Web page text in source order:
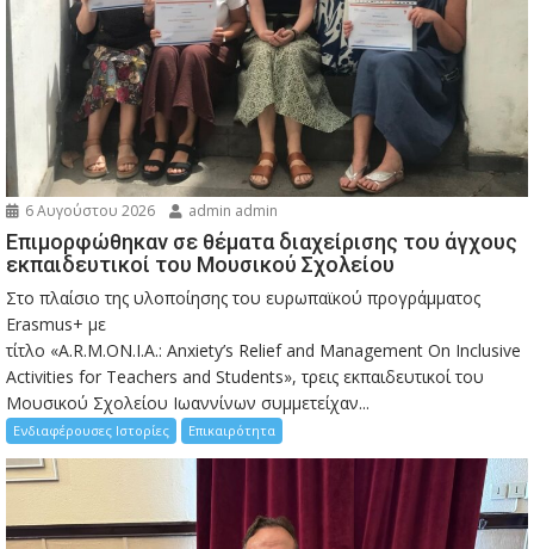
6 Αυγούστου 2026 admin admin
Eπιμορφώθηκαν σε θέματα διαχείρισης του άγχους
εκπαιδευτικοί του Μουσικού Σχολείου
Στο πλαίσιο της υλοποίησης του ευρωπαϊκού προγράμματος
Erasmus+ με
τίτλο «A.R.M.ON.I.A.: Anxiety’s Relief and Management On Inclusive
Activities for Teachers and Students», τρεις εκπαιδευτικοί του
Μουσικού Σχολείου Ιωαννίνων συμμετείχαν...
Ενδιαφέρουσες Ιστορίες Επικαιρότητα